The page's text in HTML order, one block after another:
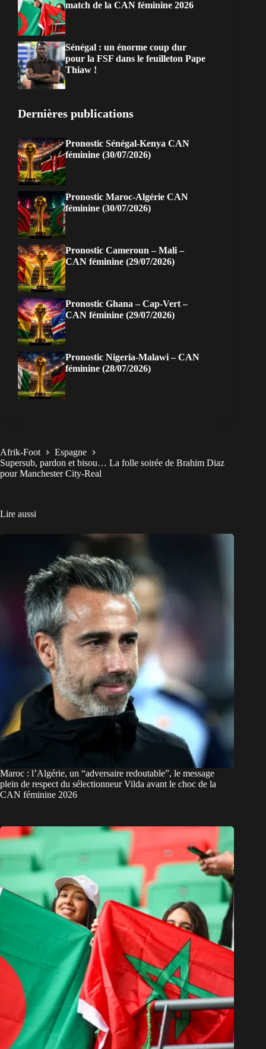
match de la CAN féminine 2026
Sénégal : un énorme coup dur
pour la FSF dans le feuilleton Pape
Thiaw !
Dernières publications
Pronostic Sénégal-Kenya CAN
féminine (30/07/2026)
Pronostic Maroc-Algérie CAN
féminine (30/07/2026)
Pronostic Cameroun – Mali –
CAN féminine (29/07/2026)
Pronostic Ghana – Cap-Vert –
CAN féminine (29/07/2026)
Pronostic Nigeria-Malawi – CAN
féminine (28/07/2026)
Afrik-Foot
Espagne
Supersub, pardon et bisou… La folle soirée de Brahim Diaz
pour Manchester City-Real
Lire aussi
Maroc : l’Algérie, un “adversaire redoutable”, le message
plein de respect du sélectionneur Vilda avant le choc de la
CAN féminine 2026